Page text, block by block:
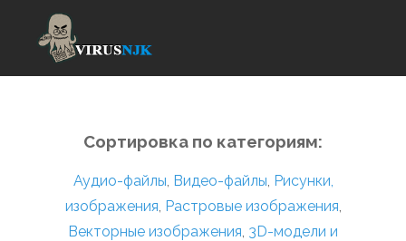
Сортировка по категориям:
Аудио-файлы, Видео-файлы, Рисунки,
изображения, Растровые изображения,
Векторные изображения, 3D-модели и